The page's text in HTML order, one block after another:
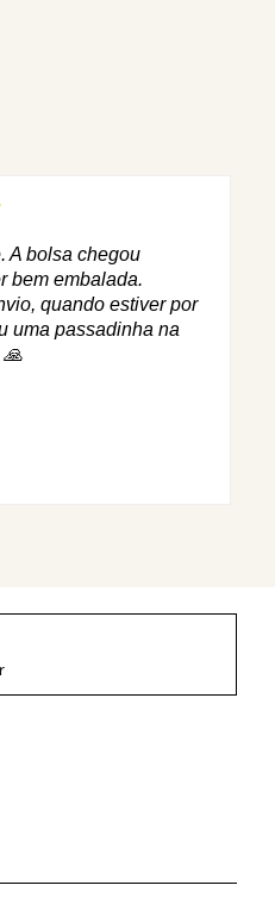
A bolsa chegou
bem embalada.
quando estiver por
uma passadinha na
🙏